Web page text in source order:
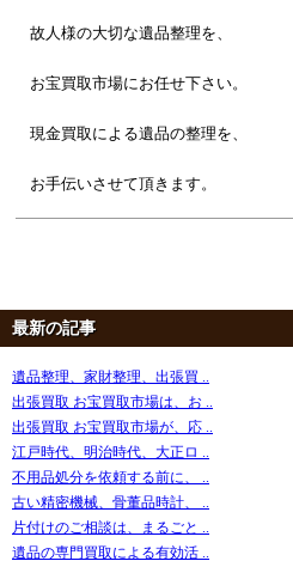
故人様の大切な遺品整理を、
お宝買取市場にお任せ下さい。
現金買取による遺品の整理を、
お手伝いさせて頂きます。
最新の記事
遺品整理、家財整理、出張買 ..
出張買取 お宝買取市場は、お ..
出張買取 お宝買取市場が、応 ..
江戸時代、明治時代、大正ロ ..
不用品処分を依頼する前に、 ..
古い精密機械、骨董品時計、 ..
片付けのご相談は、まるごと ..
遺品の専門買取による有効活 ..